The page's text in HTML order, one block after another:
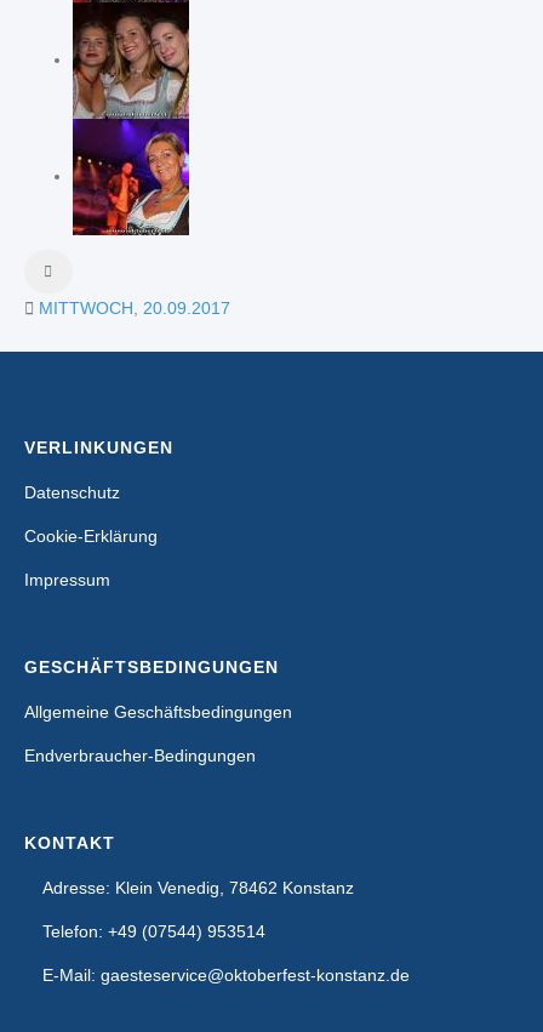
MITTWOCH, 20.09.2017
VERLINKUNGEN
Datenschutz
Cookie-Erklärung
Impressum
GESCHÄFTSBEDINGUNGEN
Allgemeine Geschäftsbedingungen
Endverbraucher-Bedingungen
KONTAKT
Adresse: Klein Venedig, 78462 Konstanz
Telefon: +49 (07544) 953514
E-Mail: gaesteservice@oktoberfest-konstanz.de